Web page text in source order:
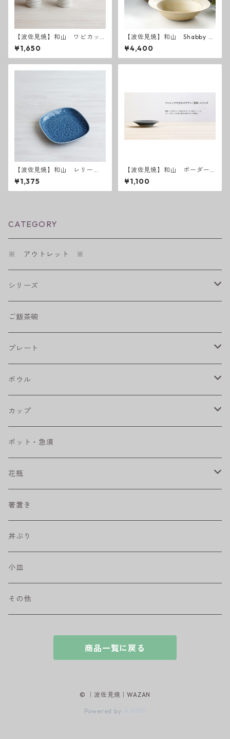
【波佐見焼】和山 ワビカッ
プ 白 - 全6種類 -
¥1,650
【波佐見焼】和山 Shabby c
hic style ボウル大
¥4,400
【波佐見焼】和山 レリー
フ・フラワーパレード取皿
うす瑠璃
¥1,375
【波佐見焼】和山 ボーダー
柄 「藍駒」小皿
¥1,100
CATEGORY
※ アウトレット ※
シリーズ
shabby chic style
フラワーパレード
八角シリーズ
RONDE
ベベルボウル
プリーツ
藍駒
ワビカップ
ハンディ小皿
和ミモザ
ご飯茶碗
プレート
楕円皿
丸皿
長皿
角皿
取皿
盛皿
カレー＆パスタ皿
ボウル
大鉢
中鉢
小鉢
カップ
カップ
マグカップ
フリーカップ
そば猪口
ポット・急須
花瓶
水差し
箸置き
丼ぶり
小皿
その他
商品一覧に戻る
© ｜波佐見焼｜WAZAN
Powered by